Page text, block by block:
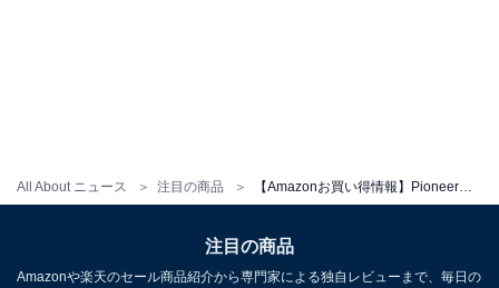
All About ニュース 注目の商品
Pioneer ディスプレイオーディオ DMH-SZ500 6.8インチ
注目の商品
Amazonや楽天のセール商品紹介から専門家による独自レビューまで、毎日の